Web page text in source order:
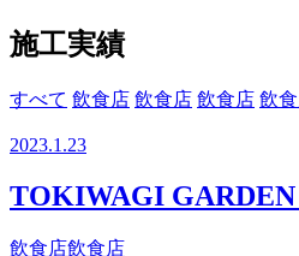
施工実績
すべて 飲食店 飲食店 飲食店 飲
2023.1.23
TOKIWAGI
飲食店飲食店